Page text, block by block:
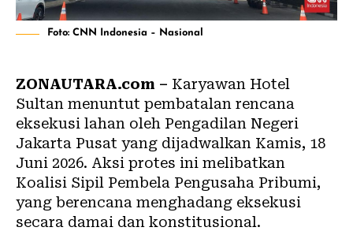
Foto: CNN Indonesia – Nasional
ZONAUTARA.com – Karyawan Hotel
Sultan menuntut pembatalan rencana
eksekusi lahan oleh Pengadilan Negeri
Jakarta Pusat yang dijadwalkan Kamis, 18
Juni 2026. Aksi protes ini melibatkan
Koalisi Sipil Pembela Pengusaha Pribumi,
yang berencana menghadang eksekusi
secara damai dan konstitusional.